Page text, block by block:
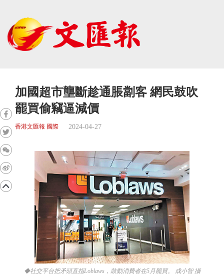
加國超市壟斷趁通脹劏客 網民鼓吹
罷買偷竊逼減價
香港文匯報 國際 2024-04-27
◆社交平台把矛頭直指Loblaws，鼓動消費者在5月罷買。 成小智 攝